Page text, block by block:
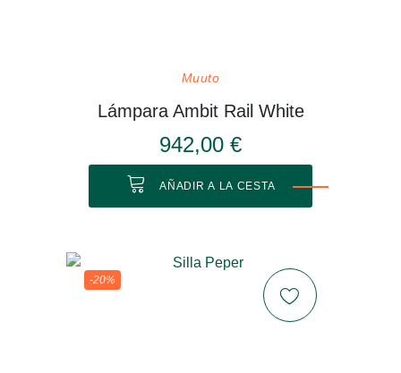
Muuto
Lámpara Ambit Rail White
942,00 €
AÑADIR A LA CESTA
-20%